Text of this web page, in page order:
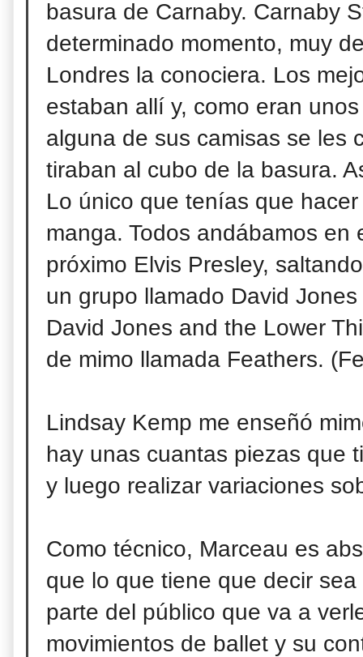
basura de Carnaby. Carnaby
determinado momento, muy
Londres la conociera. Los
estaban allí y, como eran
alguna de sus camisas se les
tiraban al cubo de la basura.
Lo único que tenías que
manga. Todos andábamos en
próximo Elvis Presley,
un grupo llamado David
David Jones and the Lower
de mimo llamada Feathers.
Lindsay Kemp me enseñó
hay unas cuantas piezas que
y luego realizar variaciones
Como técnico, Marceau es
que lo que tiene que decir
parte del público que va a
movimientos de ballet y su